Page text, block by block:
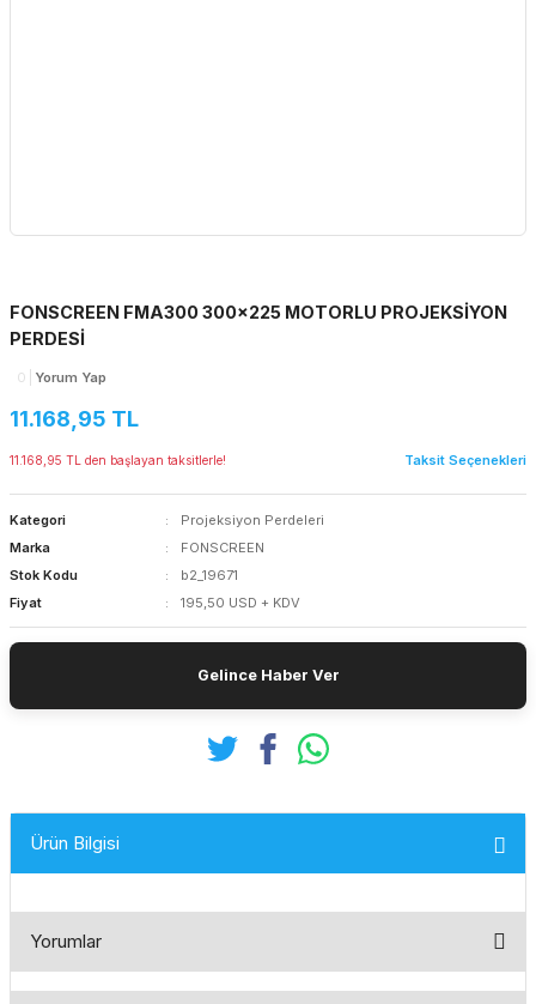
FONSCREEN FMA300 300x225 MOTORLU PROJEKSİYON
PERDESİ
0 Yorum Yap
11.168,95 TL
11.168,95 TL den başlayan taksitlerle! Taksit Seçenekleri
Kategori
Projeksiyon Perdeleri
Marka
FONSCREEN
Stok Kodu
b2_19671
Fiyat
195,50 USD + KDV
Gelince Haber Ver
Ürün Bilgisi
Yorumlar